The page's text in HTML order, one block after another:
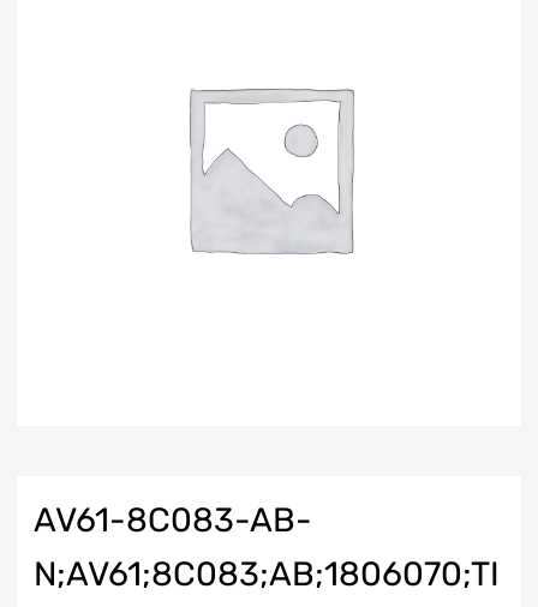
AV61-8C083-AB-
N;AV61;8C083;AB;1806070;TI